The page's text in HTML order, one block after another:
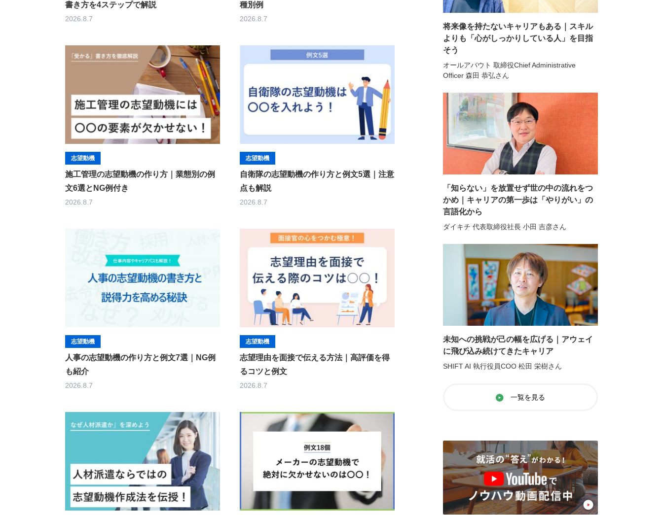
書き方を4ステップで解説
2026.8.7
種別例
2026.8.7
志望動機
施工管理の志望動機の作り方｜業態別の例
文6選とNG例付き
2026.8.7
志望動機
自衛隊の志望動機の作り方と例文5選｜注意
点も解説
2026.8.7
志望動機
人事の志望動機の作り方と例文7選｜NG例
も紹介
2026.8.7
志望動機
志望理由を面接で伝える方法｜高評価を得
るコツと例文
2026.8.7
将来像を持たないキャリアもある｜スキル
よりも「心がしっかりしている人」を目指
そう
オールアバウト 取締役Chief Administrative
Officer 森田 恭弘さん
「知らない」を放置せず世の中の流れをつ
かめ｜キャリアの第一歩は「やりがい」の
言語化から
ダイキチ 代表取締役社長 小田 吉彦さん
未知への挑戦が己の幅を広げる｜アウェイ
に飛び込み続けてきたキャリア
SHIFT AI 執行役員COO 松田 栄樹さん
一覧を見る